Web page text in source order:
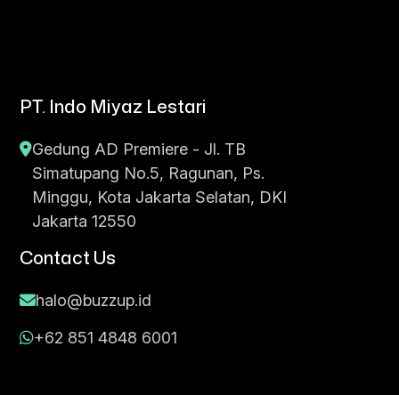
PT. Indo Miyaz Lestari
Gedung AD Premiere - Jl. TB
Simatupang No.5, Ragunan, Ps.
Minggu, Kota Jakarta Selatan, DKI
Jakarta 12550
Contact Us
halo@buzzup.id
+62 851 4848 6001